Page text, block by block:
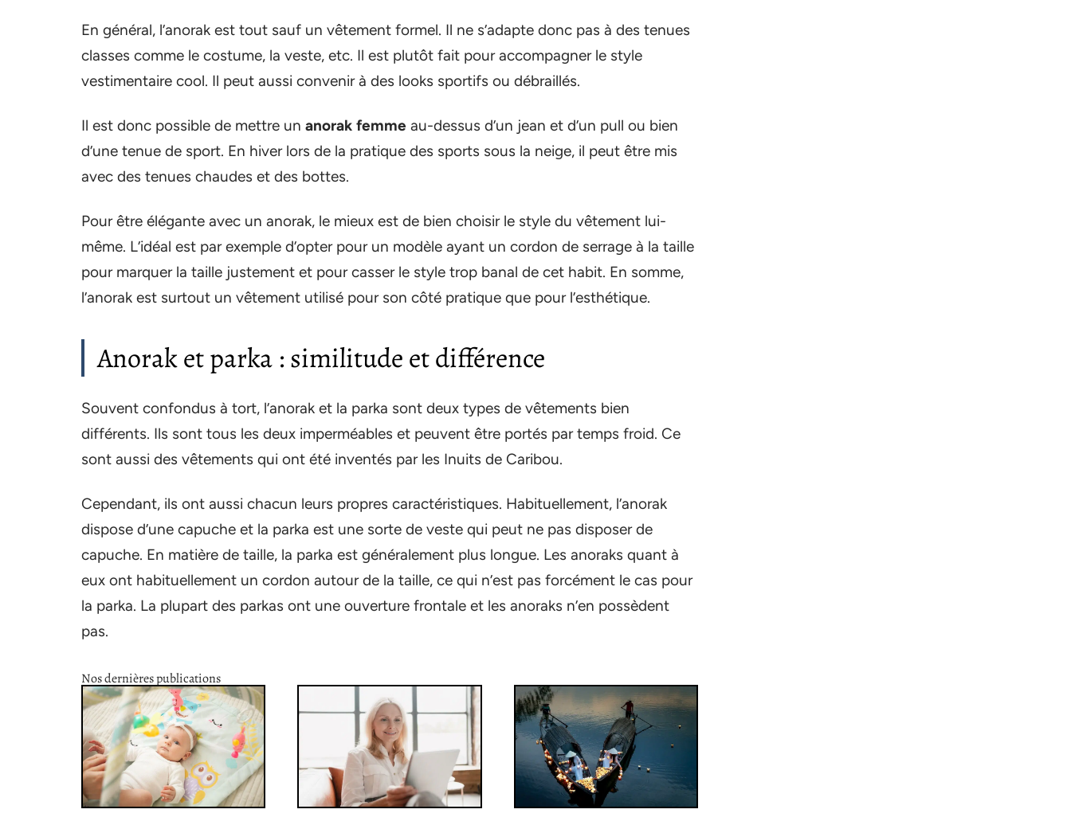
En général, l’anorak est tout sauf un vêtement formel. Il ne s’adapte donc pas à des tenues
classes comme le costume, la veste, etc. Il est plutôt fait pour accompagner le style
vestimentaire cool. Il peut aussi convenir à des looks sportifs ou débraillés.
Il est donc possible de mettre un anorak femme au-dessus d’un jean et d’un pull ou bien
d’une tenue de sport. En hiver lors de la pratique des sports sous la neige, il peut être mis
avec des tenues chaudes et des bottes.
Pour être élégante avec un anorak, le mieux est de bien choisir le style du vêtement lui-
même. L’idéal est par exemple d’opter pour un modèle ayant un cordon de serrage à la taille
pour marquer la taille justement et pour casser le style trop banal de cet habit. En somme,
l’anorak est surtout un vêtement utilisé pour son côté pratique que pour l’esthétique.
Anorak et parka : similitude et différence
Souvent confondus à tort, l’anorak et la parka sont deux types de vêtements bien
différents. Ils sont tous les deux imperméables et peuvent être portés par temps froid. Ce
sont aussi des vêtements qui ont été inventés par les Inuits de Caribou.
Cependant, ils ont aussi chacun leurs propres caractéristiques. Habituellement, l’anorak
dispose d’une capuche et la parka est une sorte de veste qui peut ne pas disposer de
capuche. En matière de taille, la parka est généralement plus longue. Les anoraks quant à
eux ont habituellement un cordon autour de la taille, ce qui n’est pas forcément le cas pour
la parka. La plupart des parkas ont une ouverture frontale et les anoraks n’en possèdent
pas.
Nos dernières publications